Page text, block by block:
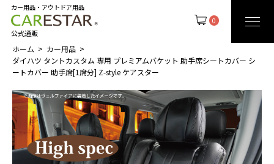
0
カー用品・アウトドア用品
公式通販
ホーム
カー用品
ダイハツ タントカスタム 専用 プレミアムバケット 助手席シートカバー シ
ートカバー 助手席[1席分] Z-style ケアスター